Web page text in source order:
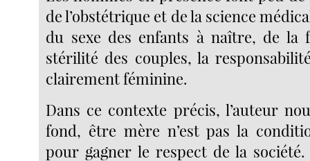
de l’obstétrique et de la science
du sexe des enfants à naître, de la
stérilité des couples, la
clairement féminine.
Dans ce contexte précis, l’auteur
fond, être mère n’est pas la
pour gagner le respect de la société.